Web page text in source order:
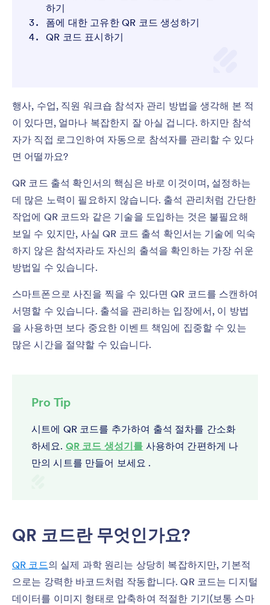
하기
폼에 대한 고유한 QR 코드 생성하기
QR 코드 표시하기
행사, 수업, 직원 워크숍 참석자 관리 방법을 생각해 본 적
이 있다면, 얼마나 복잡한지 잘 아실 겁니다. 하지만 참석
자가 직접 로그인하여 자동으로 참석자를 관리할 수 있다
면 어떨까요?
QR 코드 출석 확인서의 핵심은 바로 이것이며, 설정하는
데 많은 노력이 필요하지 않습니다. 출석 관리처럼 간단한
작업에 QR 코드와 같은 기술을 도입하는 것은 불필요해
보일 수 있지만, 사실 QR 코드 출석 확인서는 기술에 익숙
하지 않은 참석자라도 자신의 출석을 확인하는 가장 쉬운
방법일 수 있습니다.
스마트폰으로 사진을 찍을 수 있다면 QR 코드를 스캔하여
서명할 수 있습니다. 출석을 관리하는 입장에서, 이 방법
을 사용하면 보다 중요한 이벤트 책임에 집중할 수 있는
많은 시간을 절약할 수 있습니다.
Pro Tip
시트에 QR 코드를 추가하여 출석 절차를 간소화
하세요. QR 코드 생성기를 사용하여 간편하게 나
만의 시트를 만들어 보세요 .
QR 코드란 무엇인가요?
QR 코드의 실제 과학 원리는 상당히 복잡하지만, 기본적
으로는 강력한 바코드처럼 작동합니다. QR 코드는 디지털
데이터를 이미지 형태로 압축하여 적절한 기기(보통 스마